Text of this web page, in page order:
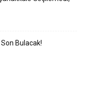
Bulacak!